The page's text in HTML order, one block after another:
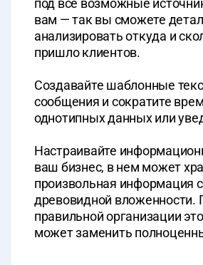
под все возможные
вам — так вы сможете
анализировать откуда и
пришло клиентов.
Создавайте шаблонные
сообщения и сократите
однотипных данных или
Настраивайте
ваш бизнес, в нем может
произвольная информация
древовидной вложенности.
правильной организации
может заменить